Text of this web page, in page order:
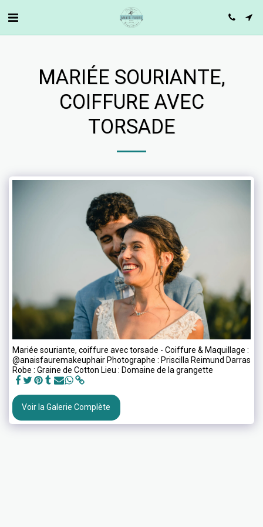
MARIÉE SOURIANTE,
COIFFURE AVEC
TORSADE
Mariée souriante, coiffure avec torsade - Coiffure & Maquillage :
@anaisfauremakeuphair Photographe : Priscilla Reimund Darras
Robe : Graine de Cotton Lieu : Domaine de la grangette
Voir la Galerie Complète